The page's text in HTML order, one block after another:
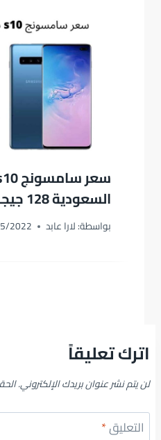
السعودية 128 جيجا
بواسطة:لارا عابد 2022
اترك تعليقاً
لن يتم نشر عنوان بريدك الإلكتروني.
التعليق*